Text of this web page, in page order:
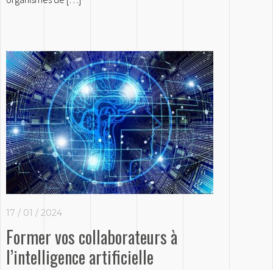
17 / 01 / 2024
Former vos collaborateurs à
l’intelligence artificielle